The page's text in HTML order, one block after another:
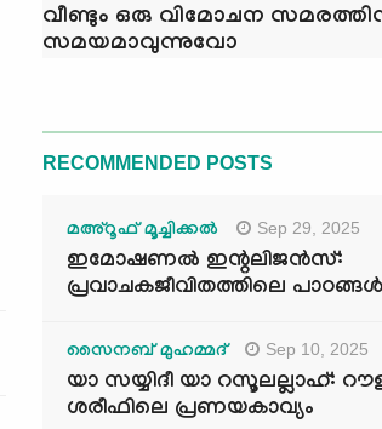
വീണ്ടും ഒരു വിമോചന
സമയമാവുന്നുവോ
RECOMMENDED POSTS
മഅ്റൂഫ് മൂച്ചിക്കല്‍ Sep 29, 2025
ഇമോഷണൽ ഇന്റലിജൻസ്:
പ്രവാചകജീവിതത്തിലെ പാഠങ്ങൾ
സൈനബ് മുഹമ്മദ് Sep 10, 2025
യാ സയ്യിദീ യാ റസൂലല്ലാഹ്:
ശരീഫിലെ പ്രണയകാവ്യം